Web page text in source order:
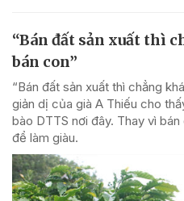
“Bán đất sản xuất thì
bán con”
“Bán đất sản xuất thì chẳng
giản dị của già A Thiếu cho
bào DTTS nơi đây. Thay vì
để làm giàu.